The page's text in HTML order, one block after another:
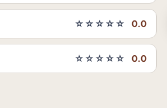
☆☆☆☆☆ 0.0
☆☆☆☆☆ 0.0